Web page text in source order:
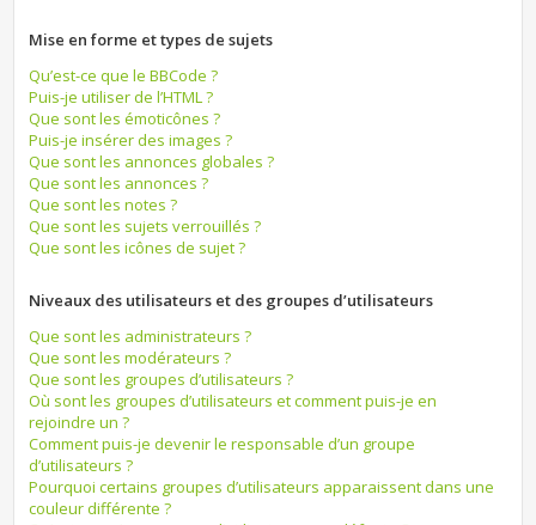
Mise en forme et types de sujets
Qu’est-ce que le BBCode ?
Puis-je utiliser de l’HTML ?
Que sont les émoticônes ?
Puis-je insérer des images ?
Que sont les annonces globales ?
Que sont les annonces ?
Que sont les notes ?
Que sont les sujets verrouillés ?
Que sont les icônes de sujet ?
Niveaux des utilisateurs et des groupes d’utilisateurs
Que sont les administrateurs ?
Que sont les modérateurs ?
Que sont les groupes d’utilisateurs ?
Où sont les groupes d’utilisateurs et comment puis-je en
rejoindre un ?
Comment puis-je devenir le responsable d’un groupe
d’utilisateurs ?
Pourquoi certains groupes d’utilisateurs apparaissent dans une
couleur différente ?